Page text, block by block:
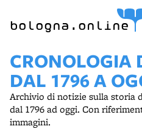
bologna.online
CRONOLOGIA
DAL 1796 A
Archivio di notizie sulla storia
dal 1796 ad oggi. Con
immagini.